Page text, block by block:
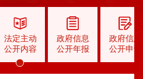
法定主动
公开内容
政府信息
公开年报
政府信息
公开申请